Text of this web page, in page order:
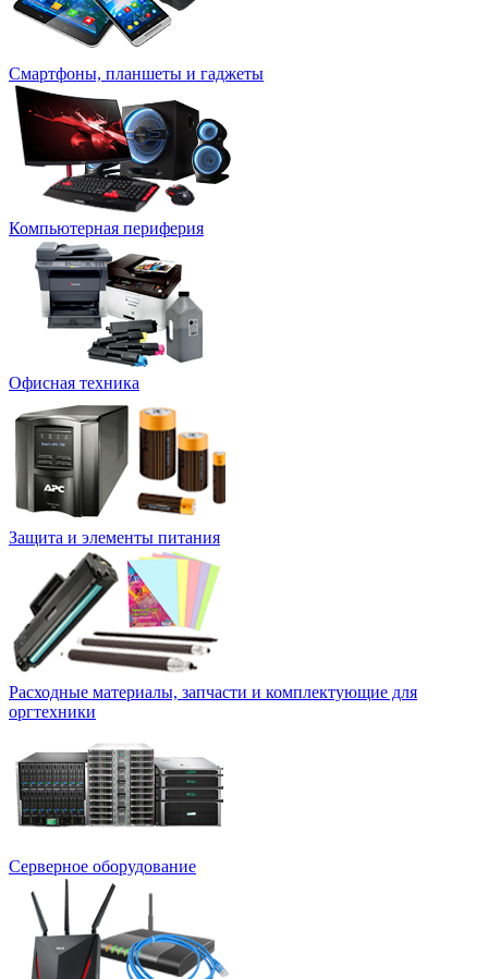
Смартфоны, планшеты и гаджеты
Компьютерная периферия
Офисная техника
Защита и элементы питания
Расходные материалы, запчасти и комплектующие для
оргтехники
Серверное оборудование